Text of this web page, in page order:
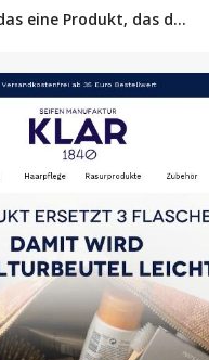
eine Produkt, das d...